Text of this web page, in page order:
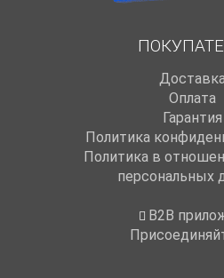
Оплата
Гарантия
Политика
Политика в
персональных
B2B